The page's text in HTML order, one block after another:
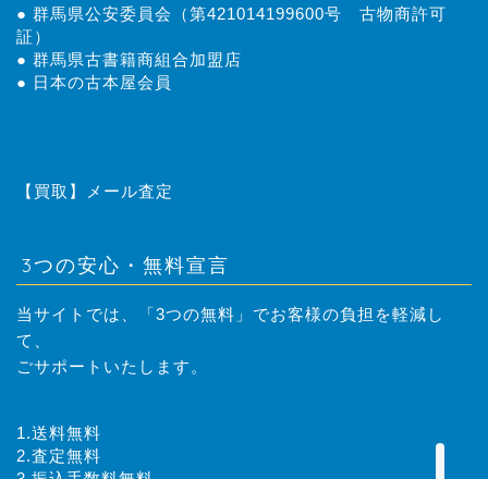
● 群馬県公安委員会（第421014199600号 古物商許可
証）
● 群馬県古書籍商組合加盟店
● 日本の古本屋会員
【買取】メール査定
3つの安心・無料宣言
当サイトでは、「3つの無料」でお客様の負担を軽減し
て、
ごサポートいたします。
1.送料無料
2.査定無料
取のご案内